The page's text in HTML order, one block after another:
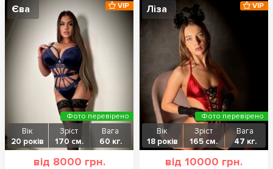
Єва
Вік
20 років
Зріст
170 см.
Вага
60 кг.
від 8000 грн.
VIP
Фото перевірено
Ліза
Вік
18 років
Зріст
165 см.
Вага
47 кг.
від 10000 грн.
VIP
Фото перевірено